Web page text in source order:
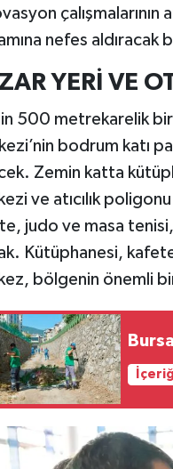
nefes aldıracak
YERİ VE
500 metrekarelik bir
bodrum katı
Zemin katta
ve atıcılık
judo ve masa
Kütüphanesi,
bölgenin önemli bir